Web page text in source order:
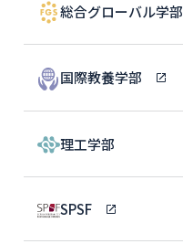
総合グローバル学部
国際教養学部
理工学部
SPSF